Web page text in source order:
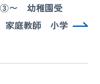
③〜 幼稚園受
庭教師 小学